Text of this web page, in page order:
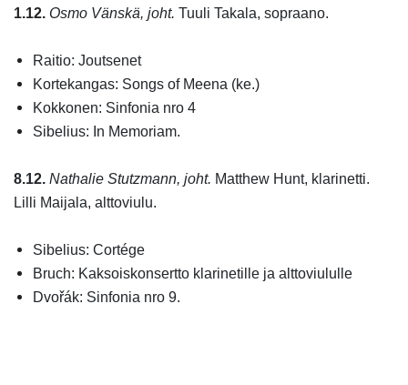
1.12. Osmo Vänskä, joht. Tuuli Takala, sopraano.
Raitio: Joutsenet
Kortekangas: Songs of Meena (ke.)
Kokkonen: Sinfonia nro 4
Sibelius: In Memoriam.
8.12. Nathalie Stutzmann, joht. Matthew Hunt, klarinetti.
Lilli Maijala, alttoviulu.
Sibelius: Cortége
Bruch: Kaksoiskonsertto klarinetille ja alttoviululle
Dvořák: Sinfonia nro 9.